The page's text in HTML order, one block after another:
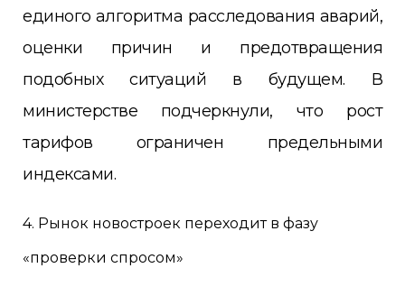
единого алгоритма расследования аварий,
оценки причин и предотвращения
подобных ситуаций в будущем. В
министерстве подчеркнули, что рост
тарифов ограничен предельными
индексами.
4. Рынок новостроек переходит в фазу
«проверки спросом»